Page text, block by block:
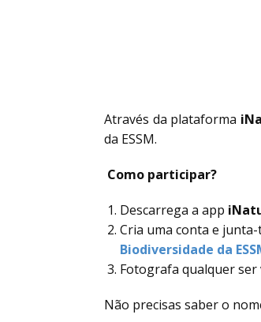
Através da plataforma
da ESSM.
Como participar?
Descarrega a app
Cria uma conta e
Biodiversidade da
Fotografa qualquer ser
Não precisas saber o